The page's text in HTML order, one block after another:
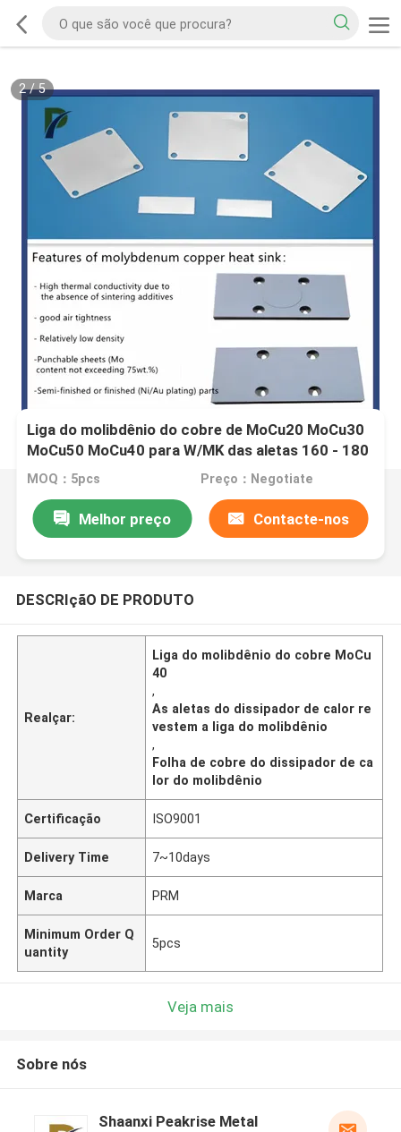
2/5
Liga do molibdênio do cobre de MoCu20 MoCu30
MoCu50 MoCu40 para W/MK das aletas 160 - 180
do dissipador de calor
MOQ：5pcs Preço：Negotiate
Melhor preço Contacte-nos
DESCRIçãO DE PRODUTO
Realçar:
Liga do molibdênio do cobre MoCu
40
,
As aletas do dissipador de calor re
vestem a liga do molibdênio
,
Folha de cobre do dissipador de ca
lor do molibdênio
Certificação ISO9001
Delivery Time 7~10days
Marca PRM
Minimum Order Q
uantity
5pcs
Veja mais
Sobre nós
Shaanxi Peakrise Metal